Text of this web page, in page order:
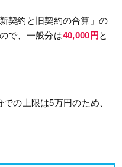
契約と旧契約の合算」の
で、一般分は40,000円 と
の上限は5万円のため、